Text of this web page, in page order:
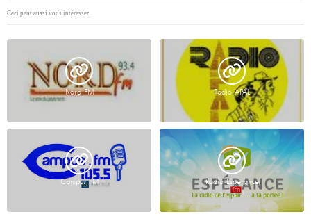
Ceci peut aussi vous intéresser ...
Nord FM Radio APAL
Campus FM Radio Espérance